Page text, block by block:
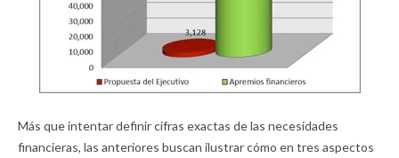
Más que intentar definir cifras exactas de las necesidades
financieras, las anteriores buscan ilustrar cómo en tres aspectos